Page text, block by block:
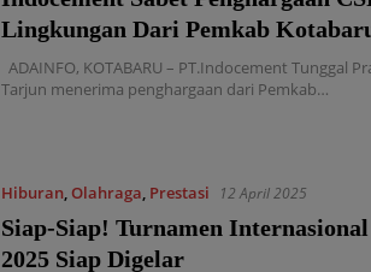
Lingkungan Dari Pemkab
ADAINFO, KOTABARU – PT.Indocement Tunggal
Tarjun menerima penghargaan dari Pemkab…
Hiburan, Olahraga, Prestasi 12 April 2025
Siap-Siap! Turnamen
2025 Siap Digelar